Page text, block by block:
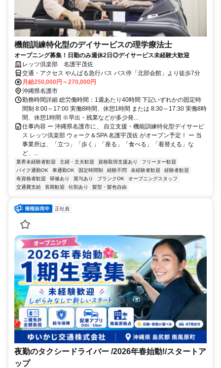
機能訓練特化型のデイサービスの理学療法士
オープニング募集！日勤のみ週休2日◎デイサービス未経験大歓迎
レッツ倶楽部 名護宇茂佐
交通・アクセス やんばる急行バス バス停「北部会館」より徒歩7分
月給250,000円～270,000円
沖縄県名護市
勤務時間詳細 総労働時間：1週あたり40時間 下記いずれかの固定時
間制 8:00～17:00 実働8時間、休憩1時間 または 8:30～17:30 実働8時
間、休憩1時間 ※早出・残業などが多少発...
仕事内容 ー 沖縄県名護市に、 自立支援・機能訓練特化型デイサービ
ス レッツ倶楽部 ウォーク＆SPA 名護宇茂佐 がオープン予定！ ー 当
事業所は、「立つ」「歩く」「座る」「食べる」「着替える」な
ど、...
業界未経験者歓迎 主婦・主夫歓迎 資格取得支援あり
フリーター歓迎
バイク通勤OK
車通勤OK 固定時間制 経験不問 未経験者歓迎
経験者歓迎
有資格者歓迎
研修あり 賞与あり ブランクOK
オープニングスタッフ
交通費支給
長期歓迎 社割あり 髪型・髪色自由
正社員
夜勤のタクシードライバー /2026年春始動!/スタートア
ップ